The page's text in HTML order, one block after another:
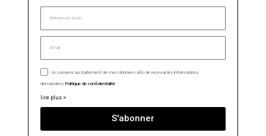
Je consens au traitement de mes données afin de recevoir les informations
demandées. Politique de confidentialité
lire plus >
S'abonner